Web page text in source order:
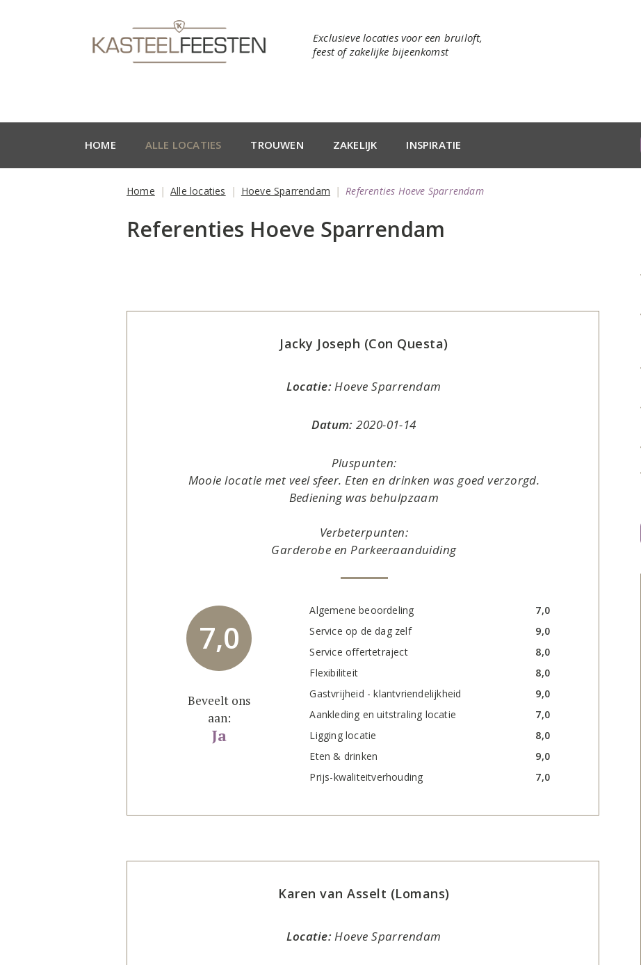
Exclusieve locaties voor een bruiloft,
feest of zakelijke bijeenkomst
HOME ALLE LOCATIES TROUWEN ZAKELIJK INSPIRATIE
Home Alle locaties Hoeve Sparrendam Referenties Hoeve Sparrendam
Referenties Hoeve Sparrendam
Jacky Joseph (Con Questa)
Locatie: Hoeve Sparrendam
Datum: 2020-01-14
Pluspunten:
Mooie locatie met veel sfeer. Eten en drinken was goed verzorgd.
Bediening was behulpzaam
Verbeterpunten:
Garderobe en Parkeeraanduiding
7,0
Beveelt ons
aan:
Ja
Algemene beoordeling
7,0
Service op de dag zelf
9,0
Service offertetraject
8,0
Flexibiliteit
8,0
Gastvrijheid - klantvriendelijkheid
9,0
Aankleding en uitstraling locatie
7,0
Ligging locatie
8,0
Eten & drinken
9,0
Prijs-kwaliteitverhouding
7,0
Karen van Asselt (Lomans)
Locatie: Hoeve Sparrendam